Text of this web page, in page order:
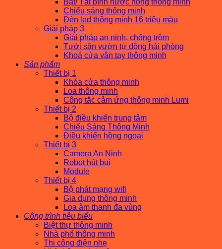
Chiếu sáng thông minh
Đèn led thông minh 16 triệu màu
Giải pháp 3
Giải pháp an ninh, chống trộm
Tưới sân vườn tự động hải phòng
Khoá cửa vân tay thông minh
Sản phẩm
Thiết bị 1
Khóa cửa thông minh
Loa thông minh
Công tắc cảm ứng thông minh Lumi
Thiết bị 2
Bộ điều khiển trung tâm
Chiếu Sáng Thông Minh
Điều khiển hồng ngoại
Thiết bị 3
Camera An Ninh
Robot hút bụi
Module
Thiết bị 4
Bộ phát mạng wifi
Gia dụng thông minh
Loa âm thanh đa vùng
Công trình tiêu biểu
Biệt thự thông minh
Nhà phố thông minh
Thi công điện nhẹ